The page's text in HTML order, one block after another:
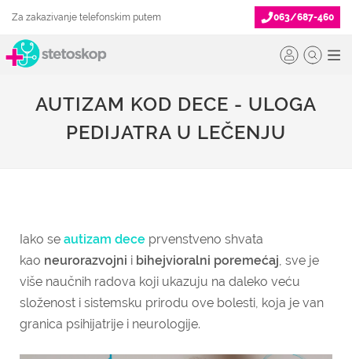
Za zakazivanje telefonskim putem 063/687-460
AUTIZAM KOD DECE - ULOGA
PEDIJATRA U LEČENJU
Iako se autizam dece prvenstveno shvata
kao neurorazvojni i bihejvioralni poremećaj, sve je
više naučnih radova koji ukazuju na daleko veću
složenost i sistemsku prirodu ove bolesti, koja je van
granica psihijatrije i neurologije.